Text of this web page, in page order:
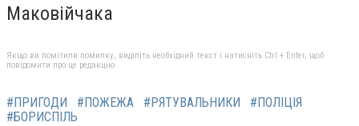
Маковійчака
Якщо ви помітили помилку, виділіть необхідний текст і натисніть Ctrl + Enter, щоб
повідомити про це редакцію
#ПРИГОДИ #ПОЖЕЖА #РЯТУВАЛЬНИКИ
#ПОЛІЦІЯ
#БОРИСПІЛЬ